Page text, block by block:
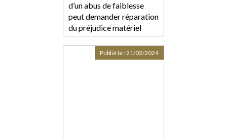
d’un abus de faiblesse
peut demander réparation
du préjudice matériel
Publié le :21/02/2024